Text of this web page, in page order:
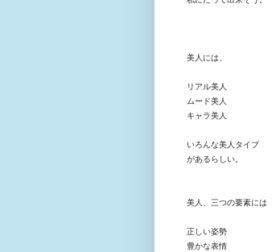
美人には、
リアル美人
ムード美人
キャラ美人
いろんな美人タイプ
があるらしい
美人、三つの要素には
正しい姿勢
豊かな表情